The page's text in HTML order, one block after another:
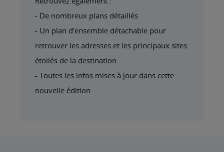
- De nombreux plans détaillés
- Un plan d'ensemble détachable pour
retrouver les adresses et les principaux sites
étoilés de la destination.
- Toutes les infos mises à jour dans cette
nouvelle édition